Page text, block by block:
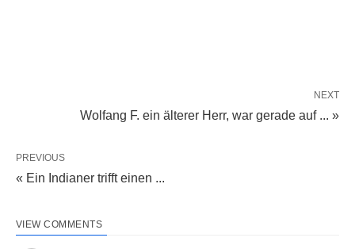
NEXT
Wolfang F. ein älterer Herr, war gerade auf ... »
PREVIOUS
« Ein Indianer trifft einen ...
VIEW COMMENTS